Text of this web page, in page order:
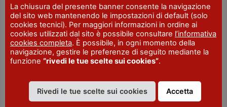
ORARIO
Vedi programma
VISITPIACENZA
La chiusura del presente banner consente la navigazione
del sito web mantenendo le impostazioni di default (solo
cookies tecnici). Per maggiori informazioni in ordine ai
cookies utilizzati dal sito è possibile consultare l’informativa
cookies completa. È possibile, in ogni momento della
navigazione, gestire le preferenze di seguito mediante la
funzione “rivedi le tue scelte sui cookies”.
Rivedi le tue scelte sui cookies Accetta